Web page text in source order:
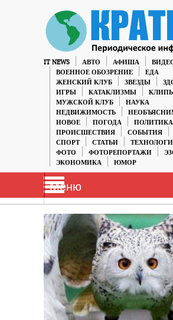
IT NEWS АВТО АФИША
ВОЕННОЕ ОБОЗРЕНИЕ
ЕДА
ЖЕНСКИЙ КЛУБ
ЗВЕЗДЫ
ИГРЫ
КАТАКЛИЗМЫ
МУЖСКОЙ КЛУБ
НАУКА
НЕДВИЖИМОСТЬ
НОВОЕ
ПОГОДА
ПОЛИТИКА
ПРОИСШЕСТВИЯ
СОБЫТИЯ
СПОРТ
СТАТЬИ
ФОТО
ФОТОРЕПОРТАЖИ
ЭКОНОМИКА
ЮМОР
Меню